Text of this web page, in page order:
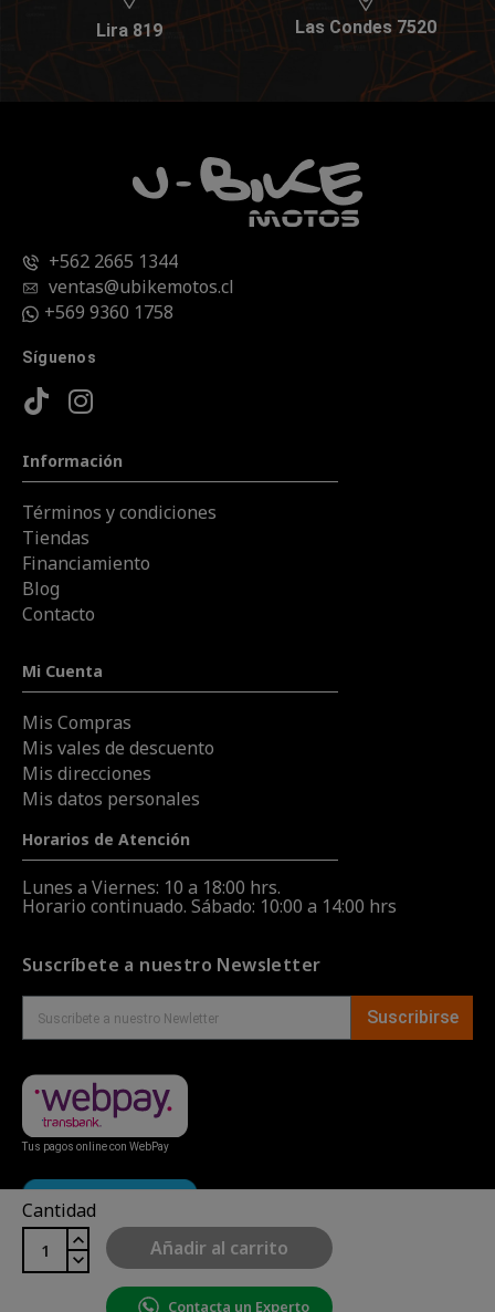
Cantidad
Añadir al carrito
Contacta un Experto
Lira 819 Las Condes 7520
+562 2665 1344
ventas@ubikemotos.cl
+569 9360 1758
Síguenos
Información
Términos y condiciones
Tiendas
Financiamiento
Blog
Contacto
Mi Cuenta
Mis Compras
Mis vales de descuento
Mis direcciones
Mis datos personales
Horarios de Atención
Lunes a Viernes: 10 a 18:00 hrs.
Horario continuado. Sábado: 10:00 a 14:00 hrs
Suscríbete a nuestro Newsletter
Suscribirse
Tus pagos online con WebPay